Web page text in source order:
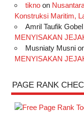
tiknoon
Konstruksi Maritim,
Amril Taufik Gobel
MENYISAKAN
Musniaty Musni
MENYISAKAN
PAGE RANK